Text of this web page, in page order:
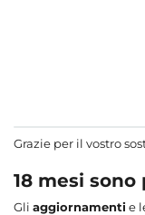
Grazie per il vostro
18 mesi
Gli aggiornamentie